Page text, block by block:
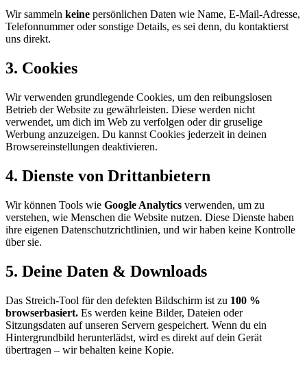
Wir sammeln keine persönlichen Daten wie Name, E-Mail-Adresse,
Telefonnummer oder sonstige Details, es sei denn, du kontaktierst
uns direkt.
3. Cookies
Wir verwenden grundlegende Cookies, um den reibungslosen
Betrieb der Website zu gewährleisten. Diese werden nicht
verwendet, um dich im Web zu verfolgen oder dir gruselige
Werbung anzuzeigen. Du kannst Cookies jederzeit in deinen
Browsereinstellungen deaktivieren.
4. Dienste von Drittanbietern
Wir können Tools wie Google Analytics verwenden, um zu
verstehen, wie Menschen die Website nutzen. Diese Dienste haben
ihre eigenen Datenschutzrichtlinien, und wir haben keine Kontrolle
über sie.
5. Deine Daten & Downloads
Das Streich-Tool für den defekten Bildschirm ist zu 100 %
browserbasiert. Es werden keine Bilder, Dateien oder
Sitzungsdaten auf unseren Servern gespeichert. Wenn du ein
Hintergrundbild herunterlädst, wird es direkt auf dein Gerät
übertragen – wir behalten keine Kopie.